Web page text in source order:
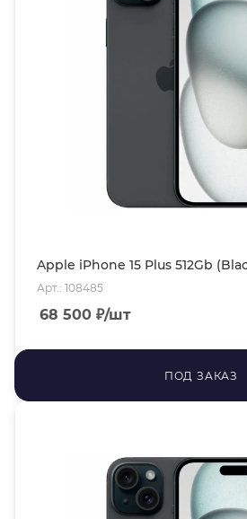
Apple iPhone 15 Plus 512Gb
Арт.: 108485
68 500 ₽/шт
ПОД ЗАКАЗ